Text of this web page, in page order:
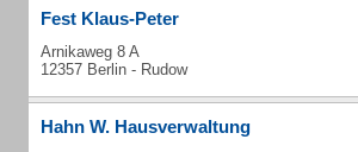
Fest Klaus-Peter
Arnikaweg 8 A
12357 Berlin - Rudow
Hahn W. Hausverwaltung